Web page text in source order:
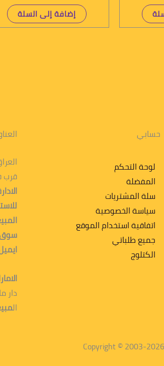
إضافة إلى السلة
حسابي
لوحة التحكم
المفضلة
سلة المشتريات
سياسة الخصوصية
اتفاقية استخدام الموقع
جميع طلباتي
الكتلوج
قرب
سوق
دار
ال